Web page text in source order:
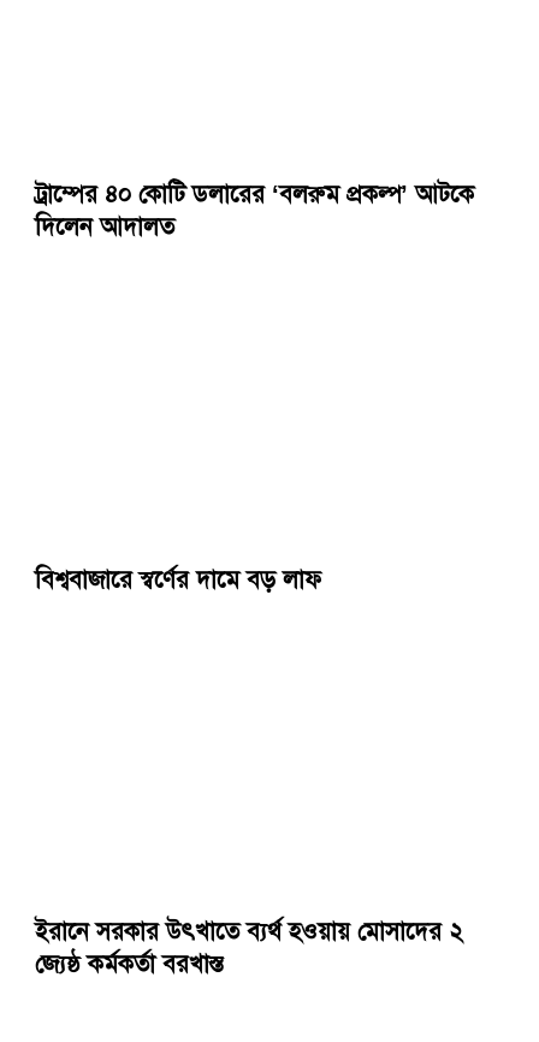
ট্রাম্পের ৪০ কোটি ডলারের ‘বলরুম প্রকল্প’ আটকে
দিলেন আদালত
বিশ্ববাজারে স্বর্ণের দামে বড় লাফ
ইরানে সরকার উৎখাতে ব্যর্থ হওয়ায় মোসাদের ২
জ্যেষ্ঠ কর্মকর্তা বরখাস্ত